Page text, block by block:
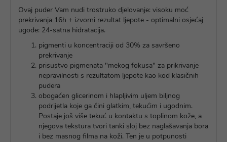
Ovaj puder Vam nudi trostruko djelovanje: visoku moć
prekrivanja 16h + izvorni rezultat ljepote - optimalni osjećaj
ugode: 24-satna hidratacija.
pigmenti u koncentraciji od 30% za savršeno
prekrivanje
prisustvo pigmenata "mekog fokusa" za prikrivanje
nepravilnosti s rezultatom ljepote kao kod klasičnih
pudera
obogaćen glicerinom i hlapljivim uljem biljnog
podrijetla koje ga čini glatkim, tekućim i ugodnim.
Postaje još više tekuć u kontaktu s toplinom kože, a
njegova tekstura tvori tanki sloj bez naglašavanja bora
i bez masnog filma na koži. Ten je u potpunosti